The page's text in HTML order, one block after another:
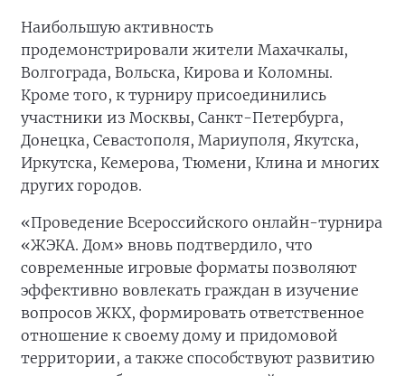
Наибольшую активность
продемонстрировали жители Махачкалы,
Волгограда, Вольска, Кирова и Коломны.
Кроме того, к турниру присоединились
участники из Москвы, Санкт-Петербурга,
Донецка, Севастополя, Мариуполя, Якутска,
Иркутска, Кемерова, Тюмени, Клина и многих
других городов.
«Проведение Всероссийского онлайн-турнира
«ЖЭКА. Дом» вновь подтвердило, что
современные игровые форматы позволяют
эффективно вовлекать граждан в изучение
вопросов ЖКХ, формировать ответственное
отношение к своему дому и придомовой
территории, а также способствуют развитию